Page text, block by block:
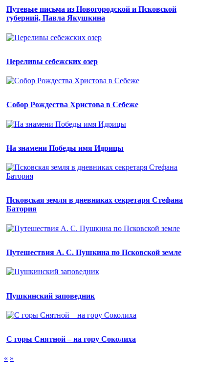
Путевые письма из Новогородской и Псковской
губерний, Павла Якушкина
Переливы себежских озер
Собор Рождества Христова в Себеже
На знамени Победы имя Идрицы
Псковская земля в дневниках секретаря Стефана
Батория
Путешествия А. С. Пушкина по Псковской земле
Пушкинский заповедник
С горы Снятной – на гору Соколиха
« »